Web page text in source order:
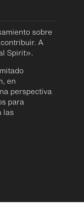
sobre
A
Spirit».
en
perspectiva
para
las